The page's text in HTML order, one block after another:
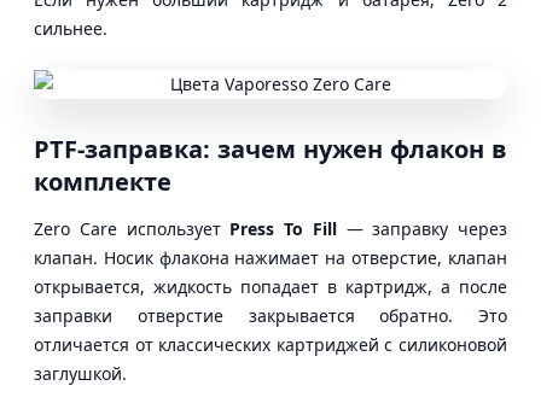
сильнее.
PTF-заправка: зачем нужен флакон в
комплекте
Zero Care использует Press To Fill— заправку через
клапан. Носик флакона нажимает на отверстие, клапан
открывается, жидкость попадает в картридж, а после
заправки отверстие закрывается обратно. Это
отличается от классических картриджей с силиконовой
заглушкой.